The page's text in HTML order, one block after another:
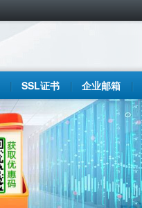
SSL证书 企业邮箱